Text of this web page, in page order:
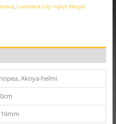
, Lumoava Lily riipus Akoya-
Akoya-helmi